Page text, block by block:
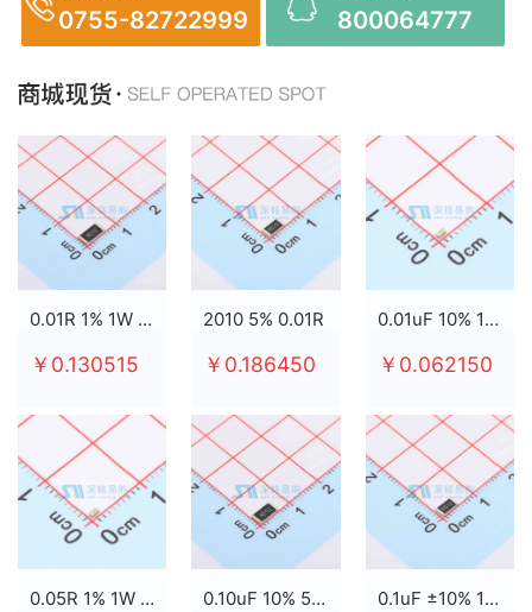
0755-82722999 800064777
0.01R 1% 1W 2512
￥0.130515
2010 5% 0.01R
￥0.186450
0.01uF 10% 100V X7R 0603
￥0.062150
0.05R 1% 1W 2512 0.10uF 10% 50V X7R 0805 0.1uF ±10% 100V X7R 0805